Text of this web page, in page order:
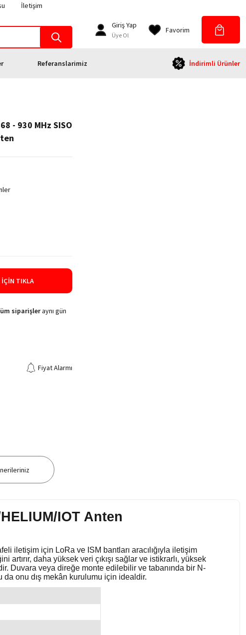
İletişim
Giriş Yap
Üye Ol
Favorim
Referanslarimiz İndirimli Ürünler
- 930 MHz SISO
İÇIN TIKLA
siparişleraynı gün
Fiyat Alarmı
IOT Anten
iletişim için LoRa ve ISM bantları aracılığıyla iletişim
daha yüksek veri çıkışı sağlar ve istikrarlı, yüksek
Duvara veya direğe monte edilebilir ve tabanında bir N-
da onu dış mekân kurulumu için idealdir.